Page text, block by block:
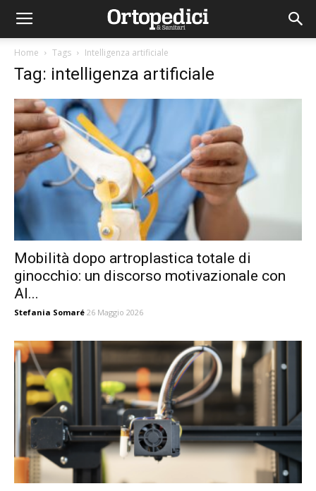
Home Tags Intelligenza artificiale
Tag: intelligenza artificiale
Mobilità dopo artroplastica totale di
ginocchio: un discorso motivazionale con
AI...
Stefania Somaré 26 Maggio 2026